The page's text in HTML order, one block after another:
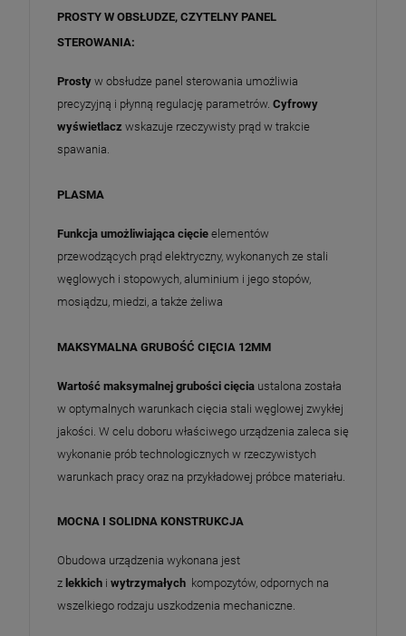
PROSTY W OBSŁUDZE, CZYTELNY PANEL
STEROWANIA:
Prosty w obsłudze panel sterowania umożliwia
precyzyjną i płynną regulację parametrów. Cyfrowy
wyświetlacz wskazuje rzeczywisty prąd w trakcie
spawania.
PLASMA
Funkcja umożliwiająca cięcie elementów
przewodzących prąd elektryczny, wykonanych ze stali
węglowych i stopowych, aluminium i jego stopów,
mosiądzu, miedzi, a także żeliwa
MAKSYMALNA GRUBOŚĆ CIĘCIA 12MM
Wartość maksymalnej grubości cięcia ustalona została
w optymalnych warunkach cięcia stali węglowej zwykłej
jakości. W celu doboru właściwego urządzenia zaleca się
wykonanie prób technologicznych w rzeczywistych
warunkach pracy oraz na przykładowej próbce materiału.
MOCNA I SOLIDNA KONSTRUKCJA
Obudowa urządzenia wykonana jest
z lekkich i wytrzymałych kompozytów, odpornych na
wszelkiego rodzaju uszkodzenia mechaniczne.